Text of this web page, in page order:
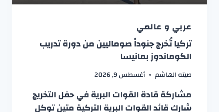
عربي و عالمي
تركيا تُخرج جنوداً صوماليين من دورة تدريب
الكوماندوز بمانيسا
صيته الهاشم أغسطس 9, 2026
مشاركة قادة القوات البرية في حفل التخريج
شارك قائد القوات البرية التركية متين توكل